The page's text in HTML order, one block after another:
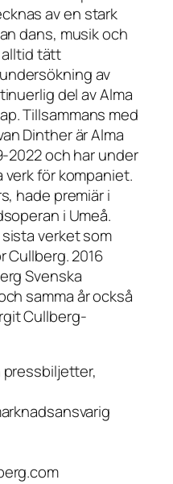
av en stark
dans, musik och
alltid tätt
av
del av Alma
Tillsammans med
Dinther är Alma
2022 och har under
för kompaniet.
hade premiär i
i Umeå.
verket som
Cullberg. 2016
Svenska
samma år också
Cullberg-
pressbiljetter,